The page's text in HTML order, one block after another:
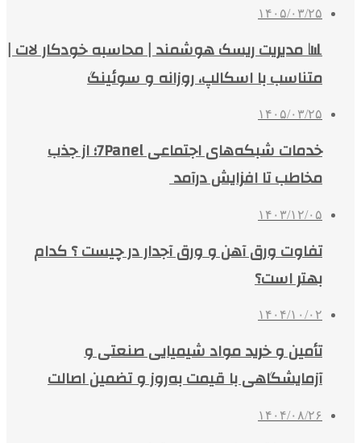
۱۴۰۵/۰۳/۲۵
📊 مدیریت ریسک هوشمند | محاسبه خودکار لات |
متناسب با اسکالپ، روزانه و سوئینگ
۱۴۰۵/۰۳/۲۵
خدمات شبکه‌های اجتماعی 7Panel؛ از جذب
مخاطب تا افزایش درآمد
۱۴۰۳/۱۲/۰۵
تفاوت ورق آهن و ورق آجدار در چیست ؟ کدام
بهتر است؟
۱۴۰۴/۱۰/۰۲
تأمین و خرید مواد شیمیایی صنعتی و
آزمایشگاهی با قیمت به‌روز و تضمین اصالت
۱۴۰۴/۰۸/۲۶